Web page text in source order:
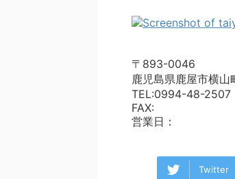
〒893-0046
鹿児島県鹿屋市横山
TEL:0994-48-2507
FAX:
営業日：
Twitter